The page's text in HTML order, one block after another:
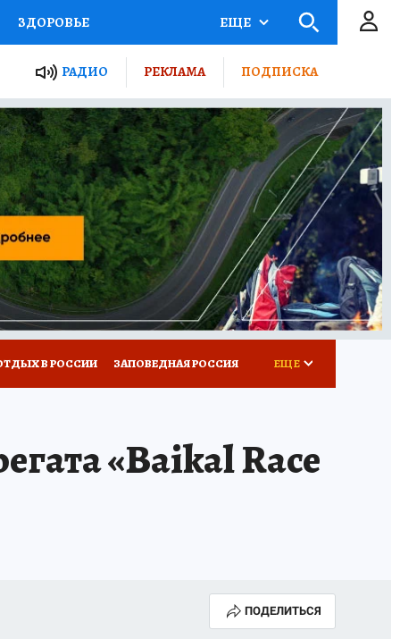
ЗДОРОВЬЕ
ПРОЕКТЫ РОССИИ
ПУТЕВОДИТЕЛЬ
ТУРИЗМ
ПОТРЕБИТЕЛЯ ВСЕ О КП
ЕЩЕ
РАДИО РЕКЛАМА ПОДПИСКА
В РОССИИ ЗАПОВЕДНАЯ РОССИЯ ЕЩЕ
«Baikal Race
ПОДЕЛИТЬСЯ